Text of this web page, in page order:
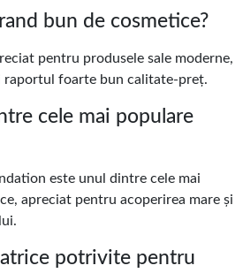
bun de cosmetice?
pentru produsele sale moderne,
raportul foarte bun calitate-preț.
cele mai populare
este unul dintre cele mai
apreciat pentru acoperirea mare și
potrivite pentru